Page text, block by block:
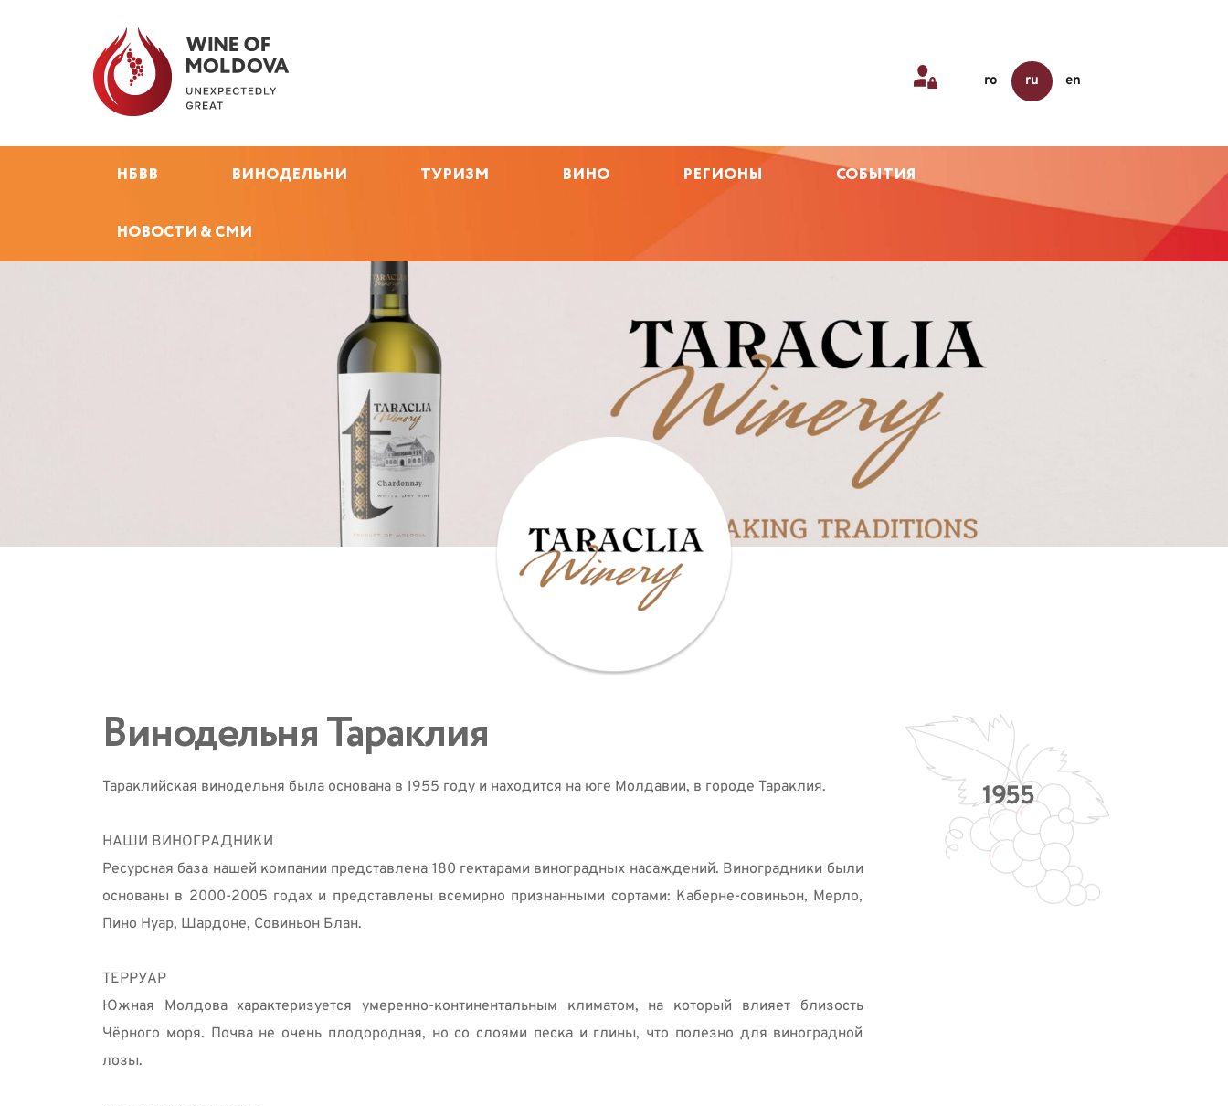
ro ru en
НБВВ ВИНОДЕЛЬНИ ТУРИЗМ ВИНО РЕГИОНЫ СОБЫТИЯ
НОВОСТИ & СМИ
Винодельня Тараклия
Тараклийская винодельня была основана в 1955 году и находится на юге Молдавии, в городе Тараклия.
НАШИ ВИНОГРАДНИКИ
Ресурсная база нашей компании представлена 180 гектарами виноградных насаждений. Виноградники были
основаны в 2000-2005 годах и представлены всемирно признанными сортами: Каберне-совиньон, Мерло,
Пино Нуар, Шардоне, Совиньон Блан.
ТЕРРУАР
Южная Молдова характеризуется умеренно-континентальным климатом, на который влияет близость
Чёрного моря. Почва не очень плодородная, но со слоями песка и глины, что полезно для виноградной
лозы.
1955